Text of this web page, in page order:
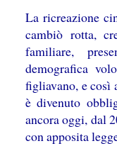
La ricreazione
cambiò rotta,
familiare,
demografica
figliavano, e così
è divenuto
ancora oggi, dal
con apposita